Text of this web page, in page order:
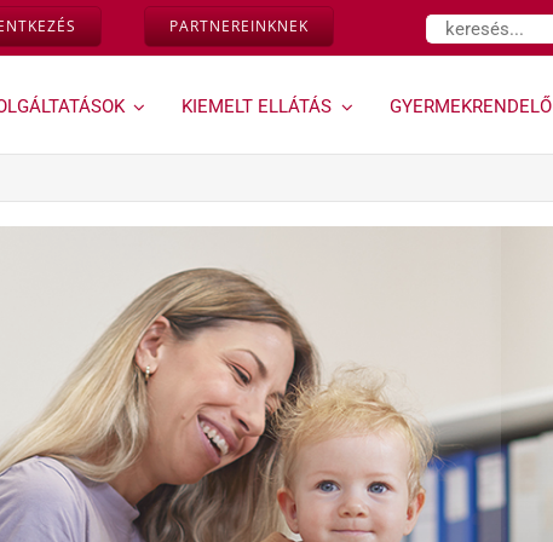
PARTNEREINKNEK Keresés...
magzati
diagnosztika »
Down-szűrés és egyéb
magzati genetikai
rendellenességek
vizsgálata az első
trimeszterben
Kombinált teszt
Ultrahangos
vizsgálataink
Magzati és
várandósság alatti
gyermekrendelő »
KIEMELT ELLÁTÁS GYERMEKRENDELŐ